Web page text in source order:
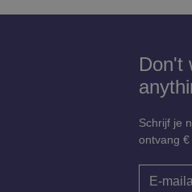
Don't
Schrijf je
ontvang €